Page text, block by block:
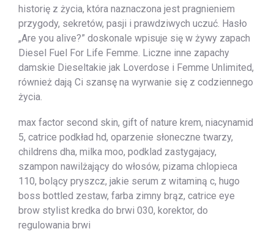
historię z życia, która naznaczona jest pragnieniem
przygody, sekretów, pasji i prawdziwych uczuć. Hasło
„Are you alive?” doskonale wpisuje się w żywy zapach
Diesel Fuel For Life Femme. Liczne inne zapachy
damskie Dieseltakie jak Loverdose i Femme Unlimited,
również dają Ci szansę na wyrwanie się z codziennego
życia.
max factor second skin, gift of nature krem, niacynamid
5, catrice podkład hd, oparzenie słoneczne twarzy,
childrens dha, milka moo, podklad zastygajacy,
szampon nawilżający do włosów, pizama chlopieca
110, bolący pryszcz, jakie serum z witaminą c, hugo
boss bottled zestaw, farba zimny brąz, catrice eye
brow stylist kredka do brwi 030, korektor, do
regulowania brwi